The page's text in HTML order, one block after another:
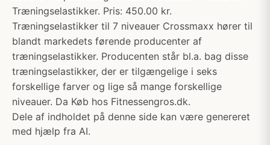
Træningselastikker. Pris: 450.00 kr.
Træningselastikker til 7 niveauer Crossmaxx hører til
blandt markedets førende producenter af
træningselastikker. Producenten står bl.a. bag disse
træningselastikker, der er tilgængelige i seks
forskellige farver og lige så mange forskellige
niveauer. Da Køb hos Fitnessengros.dk.
Dele af indholdet på denne side kan være genereret
med hjælp fra AI.